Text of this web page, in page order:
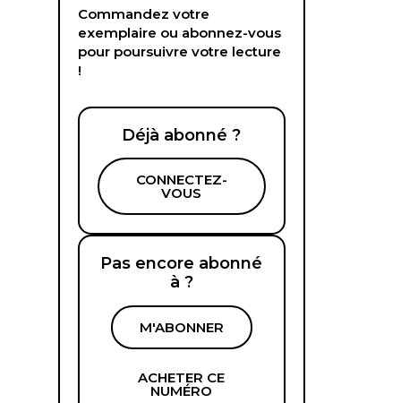
Commandez votre
exemplaire ou abonnez-vous
pour poursuivre votre lecture
!
Déjà abonné ?
CONNECTEZ-
VOUS
Pas encore abonné
à ?
M'ABONNER
ACHETER CE
NUMÉRO